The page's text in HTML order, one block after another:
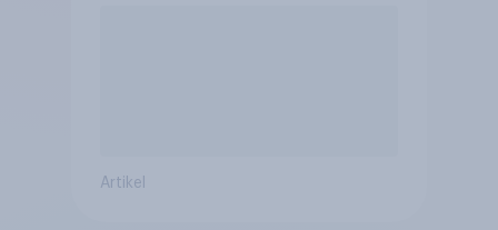
Artikel